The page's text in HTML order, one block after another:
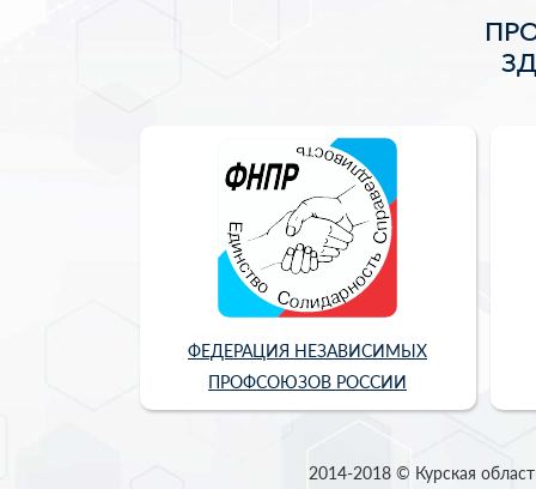
ФЕДЕРАЦИЯ НЕЗАВИСИМЫХ
ПРОФСОЮЗОВ РОССИИ
2014-2018 © Курская